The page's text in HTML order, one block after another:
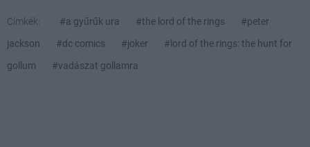
Címkék: #a gyűrűk ura #the lord of the rings
#peter
jackson
#dc comics #joker
#lord of the rings: the hunt for
gollum
#vadászat gollamra